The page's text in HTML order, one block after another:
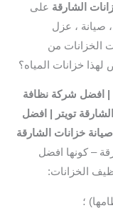
الشارقة على
صيانة ، عزل
الخزانات من
خزانات المياه؟
| افضل شركة نظافة
تويتر
| افضل
خزانات الشارقة
– كونها افضل
الخزانات: